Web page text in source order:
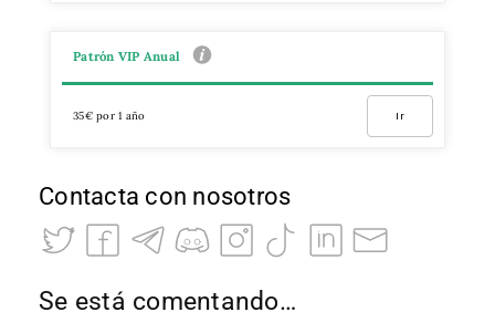
Patrón VIP Anual
35€ por 1 año Ir
Contacta con nosotros
Se está comentando…